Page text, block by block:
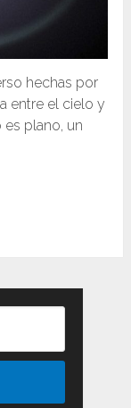
hechas por
entre el cielo y
plano, un